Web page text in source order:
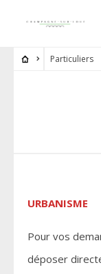
Particuliers
URBANISME
Pour vos
déposer